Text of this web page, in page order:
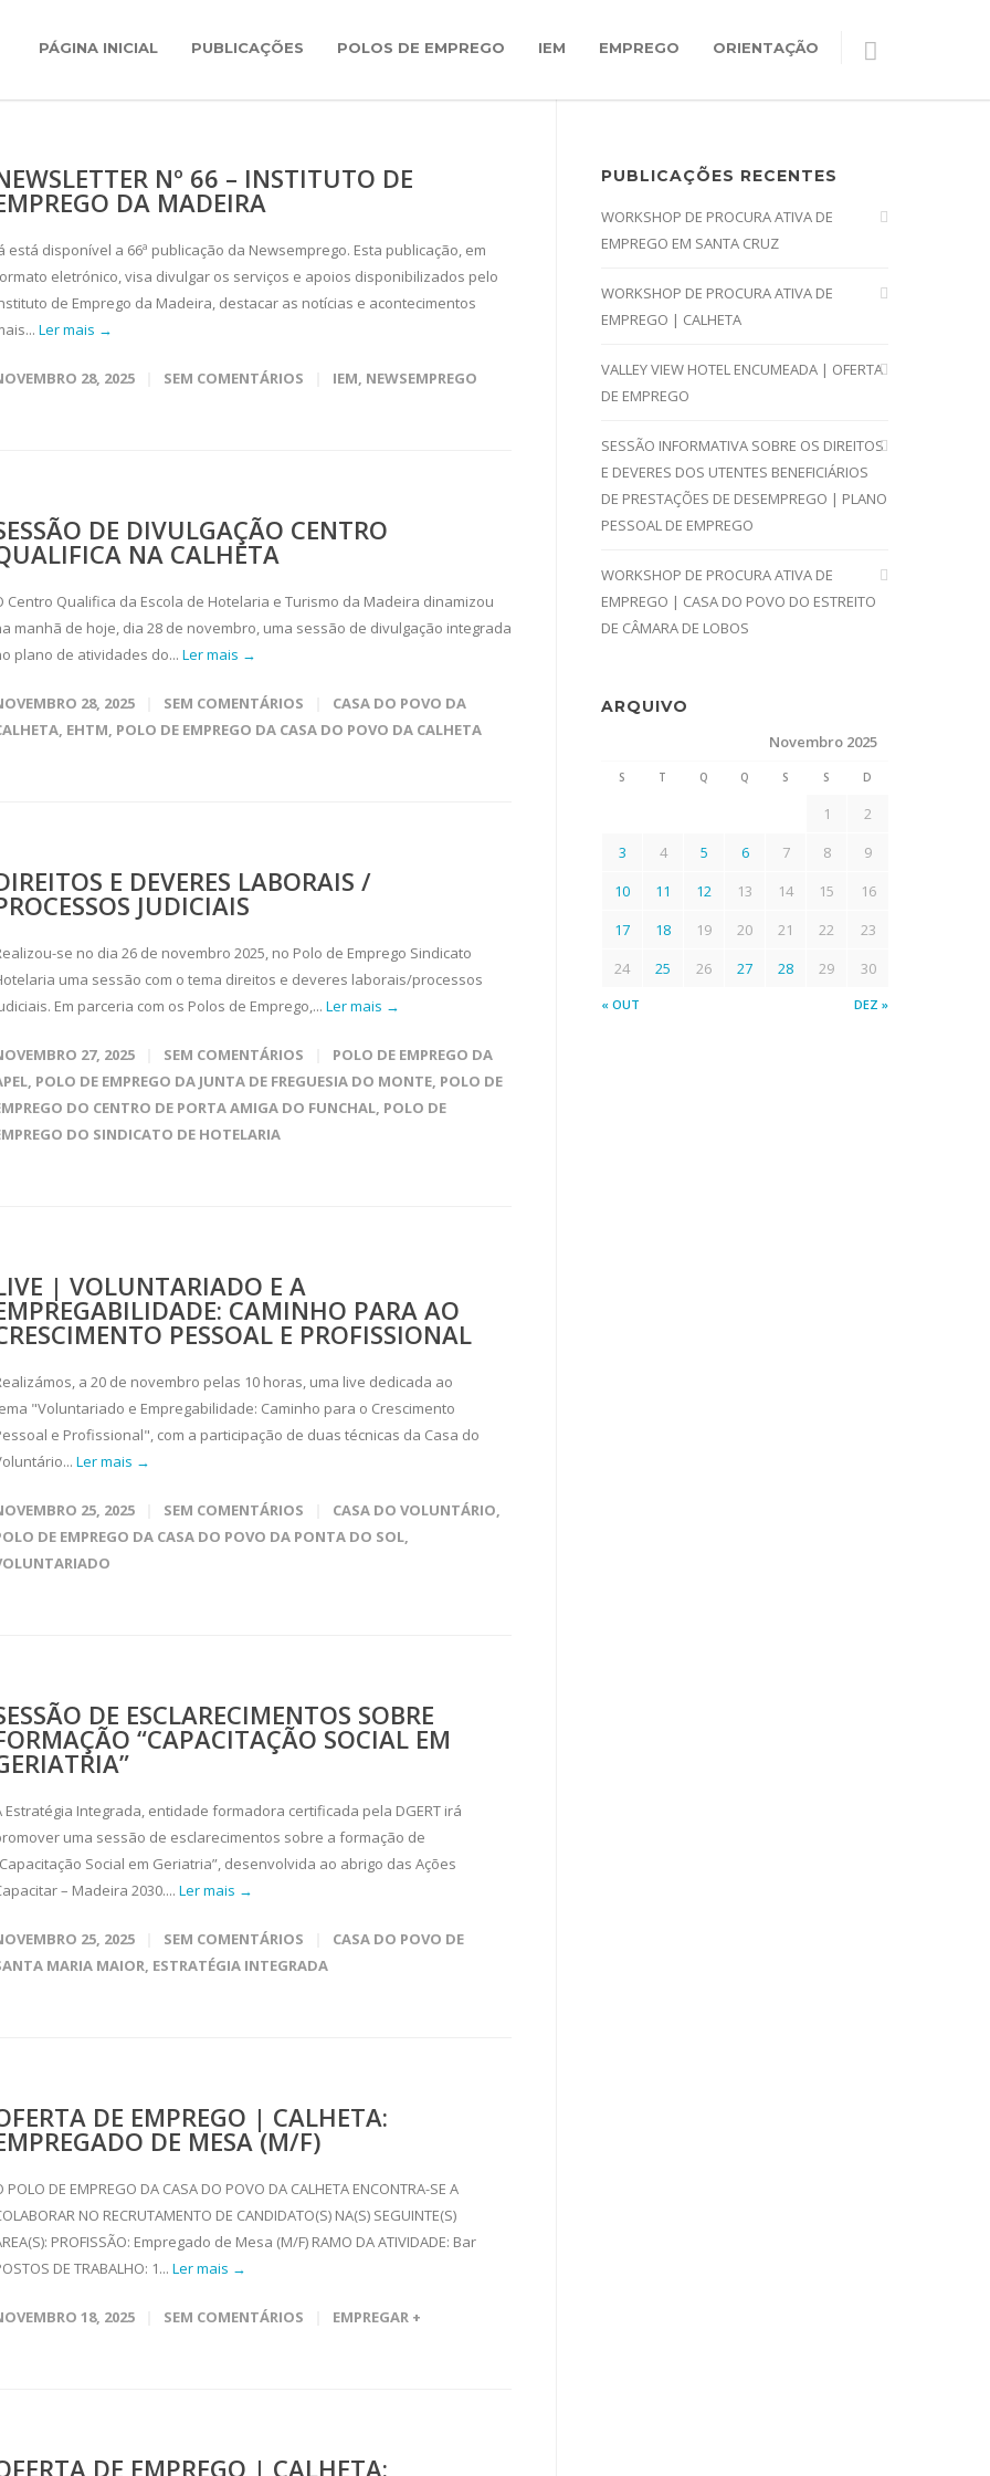
PÁGINA INICIAL PUBLICAÇÕES POLOS DE EMPREGO IEM EMPREGO ORIENTAÇÃO
Nº 66 – INSTITUTO DE
DA MADEIRA
está disponível a 66ª publicação da Newsemprego. Esta publicação, em
eletrónico, visa divulgar os serviços e apoios disponibilizados pelo
de Emprego da Madeira, destacar as notícias e acontecimentos
Ler mais →
28, 2025 SEM COMENTÁRIOS IEM, NEWSEMPREGO
DE DIVULGAÇÃO CENTRO
NA CALHETA
Centro Qualifica da Escola de Hotelaria e Turismo da Madeira dinamizou
manhã de hoje, dia 28 de novembro, uma sessão de divulgação integrada
plano de atividades do... Ler mais →
28, 2025 SEM COMENTÁRIOS
CASA DO POVO DA
, EHTM, POLO DE EMPREGO DA CASA DO POVO DA CALHETA
E DEVERES LABORAIS /
JUDICIAIS
se no dia 26 de novembro 2025, no Polo de Emprego Sindicato
uma sessão com o tema direitos e deveres laborais/processos
Em parceria com os Polos de Emprego,... Ler mais →
27, 2025 SEM COMENTÁRIOS
POLO DE EMPREGO DA
, POLO DE EMPREGO DA JUNTA DE FREGUESIA DO MONTE, POLO DE
DO CENTRO DE PORTA AMIGA DO FUNCHAL, POLO DE
DO SINDICATO DE HOTELARIA
| VOLUNTARIADO E A
CAMINHO PARA AO
PESSOAL E PROFISSIONAL
a 20 de novembro pelas 10 horas, uma live dedicada ao
"Voluntariado e Empregabilidade: Caminho para o Crescimento
e Profissional", com a participação de duas técnicas da Casa do
Ler mais →
25, 2025 SEM COMENTÁRIOS CASA DO VOLUNTÁRIO,
DE EMPREGO DA CASA DO POVO DA PONTA DO SOL,
DE ESCLARECIMENTOS SOBRE
“CAPACITAÇÃO SOCIAL EM
Estratégia Integrada, entidade formadora certificada pela DGERT irá
uma sessão de esclarecimentos sobre a formação de
Social em Geriatria”, desenvolvida ao abrigo das Ações
– Madeira 2030.... Ler mais →
25, 2025 SEM COMENTÁRIOS
CASA DO POVO DE
MARIA MAIOR, ESTRATÉGIA INTEGRADA
DE EMPREGO | CALHETA:
DE MESA (M/F)
POLO DE EMPREGO DA CASA DO POVO DA CALHETA ENCONTRA-SE A
NO RECRUTAMENTO DE CANDIDATO(S) NA(S) SEGUINTE(S)
PROFISSÃO: Empregado de Mesa (M/F) RAMO DA ATIVIDADE: Bar
DE TRABALHO: 1... Ler mais →
18, 2025 SEM COMENTÁRIOS EMPREGAR +
DE EMPREGO | CALHETA:
PUBLICAÇÕES RECENTES
WORKSHOP DE PROCURA ATIVA DE
EMPREGO EM SANTA CRUZ
WORKSHOP DE PROCURA ATIVA DE
EMPREGO | CALHETA
VALLEY VIEW HOTEL ENCUMEADA | OFERTA
DE EMPREGO
SESSÃO INFORMATIVA SOBRE OS DIREITOS
E DEVERES DOS UTENTES BENEFICIÁRIOS
DE PRESTAÇÕES DE DESEMPREGO | PLANO
PESSOAL DE EMPREGO
WORKSHOP DE PROCURA ATIVA DE
EMPREGO | CASA DO POVO DO ESTREITO
DE CÂMARA DE LOBOS
ARQUIVO
Novembro 2025
S T Q Q S S D
« OUT DEZ »
1
2
3
4 5 6 7 8
9
10
11 12 13 14 15
16
17
18 19 20 21 22
23
24
25 26 27 28 29 30